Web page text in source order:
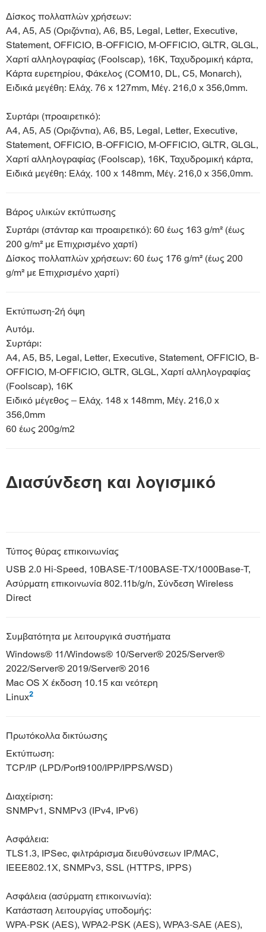
Δίσκος πολλαπλών χρήσεων:
A4, A5, A5 (Οριζόντια), A6, B5, Legal, Letter, Executive,
Statement, OFFICIO, B-OFFICIO, M-OFFICIO, GLTR, GLGL,
Χαρτί αλληλογραφίας (Foolscap), 16K, Ταχυδρομική κάρτα,
Κάρτα ευρετηρίου, Φάκελος (COM10, DL, C5, Monarch),
Ειδικά μεγέθη: Ελάχ. 76 x 127mm, Μέγ. 216,0 x 356,0mm.
Συρτάρι (προαιρετικό):
A4, A5, A5 (Οριζόντια), A6, B5, Legal, Letter, Executive,
Statement, OFFICIO, B-OFFICIO, M-OFFICIO, GLTR, GLGL,
Χαρτί αλληλογραφίας (Foolscap), 16K, Ταχυδρομική κάρτα,
Ειδικά μεγέθη: Ελάχ. 100 x 148mm, Μέγ. 216,0 x 356,0mm.
Βάρος υλικών εκτύπωσης
Συρτάρι (στάνταρ και προαιρετικό): 60 έως 163 g/m² (έως
200 g/m² με Επιχρισμένο χαρτί)
Δίσκος πολλαπλών χρήσεων: 60 έως 176 g/m² (έως 200
g/m² με Επιχρισμένο χαρτί)
Εκτύπωση-2ή όψη
Αυτόμ.
Συρτάρι:
A4, A5, B5, Legal, Letter, Executive, Statement, OFFICIO, B-
OFFICIO, M-OFFICIO, GLTR, GLGL, Χαρτί αλληλογραφίας
(Foolscap), 16K
Ειδικό μέγεθος – Ελάχ. 148 x 148mm, Μέγ. 216,0 x
356,0mm
60 έως 200g/m2
Διασύνδεση και λογισμικό
Τύπος θύρας επικοινωνίας
USB 2.0 Hi-Speed, 10BASE-T/100BASE-TX/1000Base-T,
Ασύρματη επικοινωνία 802.11b/g/n, Σύνδεση Wireless
Direct
Συμβατότητα με λειτουργικά συστήματα
Windows® 11/Windows® 10/Server® 2025/Server®
2022/Server® 2019/Server® 2016
Mac OS X έκδοση 10.15 και νεότερη
Linux2
Πρωτόκολλα δικτύωσης
Εκτύπωση:
TCP/IP (LPD/Port9100/IPP/IPPS/WSD)
Διαχείριση:
SNMPv1, SNMPv3 (IPv4, IPv6)
Ασφάλεια:
TLS1.3, IPSec, φιλτράρισμα διευθύνσεων IP/MAC,
IEEE802.1X, SNMPv3, SSL (HTTPS, IPPS)
Ασφάλεια (ασύρματη επικοινωνία):
Κατάσταση λειτουργίας υποδομής:
WPA-PSK (AES), WPA2-PSK (AES), WPA3-SAE (AES),